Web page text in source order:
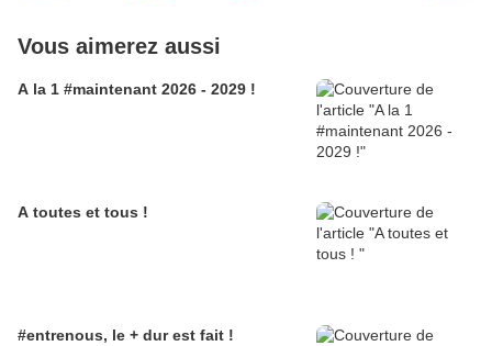
Vous aimerez aussi
A la 1 #maintenant 2026 - 2029 !
A toutes et tous !
#entrenous, le + dur est fait !